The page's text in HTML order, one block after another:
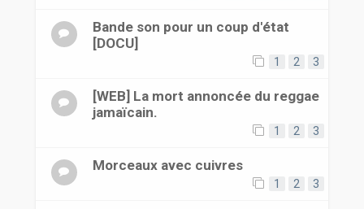
Bande son pour un coup d'état
[DOCU]
1 2 3
[WEB] La mort annoncée du reggae
jamaïcain.
1 2 3
Morceaux avec cuivres
1 2 3